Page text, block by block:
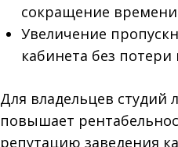
сокращение времени
Увеличение
кабинета без потери
Для владельцев студий
повышает
репутацию заведения